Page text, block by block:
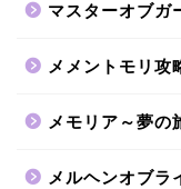
マスターオブガ
メメントモリ攻
メモリア～夢の
メルヘンオブラ